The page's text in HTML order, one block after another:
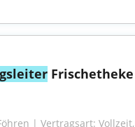
Frischetheke
| Vertragsart: Vollzeit,